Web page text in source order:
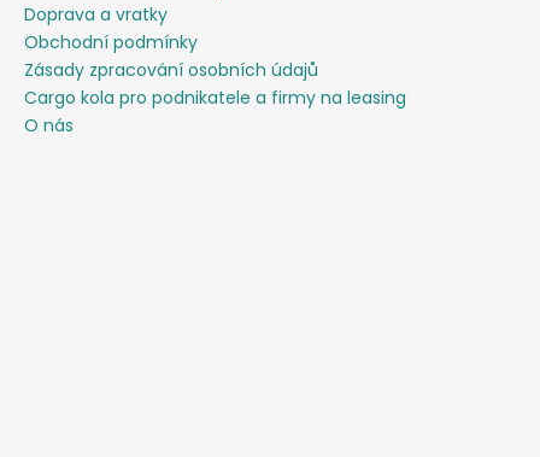
Doprava a vratky
Obchodní podmínky
Zásady zpracování osobních údajů
Cargo kola pro podnikatele a firmy na leasing
O nás